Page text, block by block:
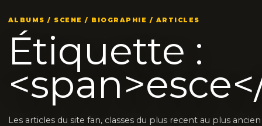
ALBUMS / SCENE / BIOGRAPHIE / ARTICLES
Étiquette :
Les articles du site fan, classes du plus recent au plus